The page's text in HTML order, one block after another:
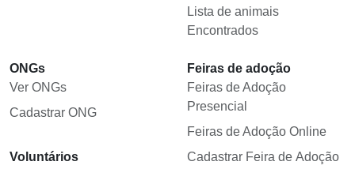
Lista de animais
Encontrados
ONGs
Ver ONGs
Cadastrar ONG
Voluntários
Feiras de adoção
Feiras de Adoção
Presencial
Feiras de Adoção Online
Cadastrar Feira de Adoção